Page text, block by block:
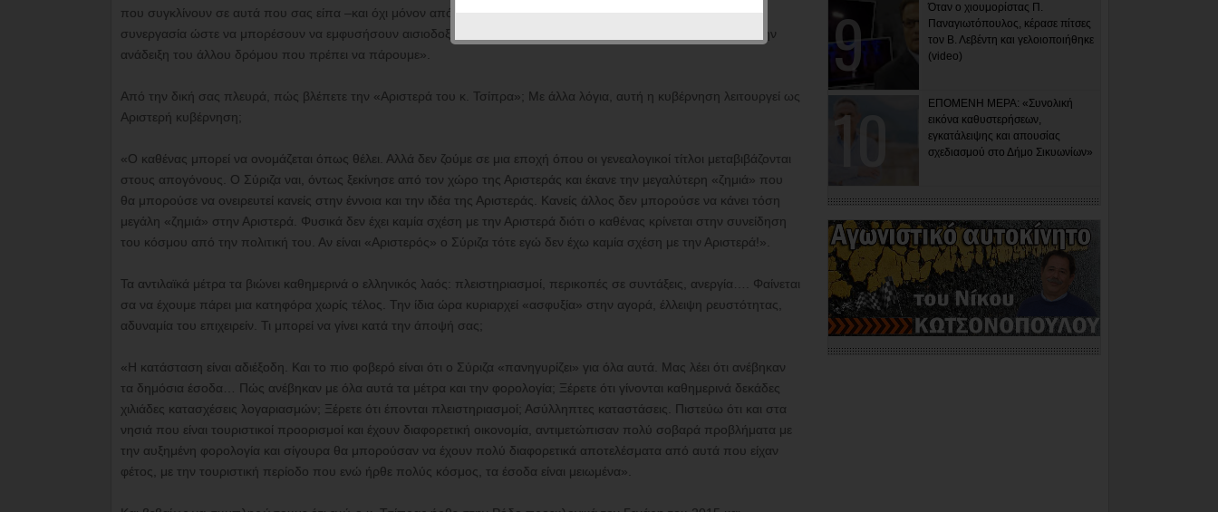
που συγκλίνουν σε αυτά που σας είπα –και όχι μόνον από τον χώρο της Αριστεράς- να έχουν μια παρουσία και
συνεργασία ώστε να μπορέσουν να εμφυσήσουν αισιοδοξία προς τον ελληνικό λαό και να βάλουν τις βάσεις για την
ανάδειξη του άλλου δρόμου που πρέπει να πάρουμε».
Από την δική σας πλευρά, πώς βλέπετε την «Αριστερά του κ. Τσίπρα»; Με άλλα λόγια, αυτή η κυβέρνηση λειτουργεί ως
Αριστερή κυβέρνηση;
«Ο καθένας μπορεί να ονομάζεται όπως θέλει. Αλλά δεν ζούμε σε μια εποχή όπου οι γενεαλογικοί τίτλοι μεταβιβάζονται
στους απογόνους. Ο Σύριζα ναι, όντως ξεκίνησε από τον χώρο της Αριστεράς και έκανε την μεγαλύτερη «ζημιά» που
θα μπορούσε να ονειρευτεί κανείς στην έννοια και την ιδέα της Αριστεράς. Κανείς άλλος δεν μπορούσε να κάνει τόση
μεγάλη «ζημιά» στην Αριστερά. Φυσικά δεν έχει καμία σχέση με την Αριστερά διότι ο καθένας κρίνεται στην συνείδηση
του κόσμου από την πολιτική του. Αν είναι «Αριστερός» ο Σύριζα τότε εγώ δεν έχω καμία σχέση με την Αριστερά!».
Τα αντιλαϊκά μέτρα τα βιώνει καθημερινά ο ελληνικός λαός: πλειστηριασμοί, περικοπές σε συντάξεις, ανεργία…. Φαίνεται
σα να έχουμε πάρει μια κατηφόρα χωρίς τέλος. Την ίδια ώρα κυριαρχεί «ασφυξία» στην αγορά, έλλειψη ρευστότητας,
αδυναμία του επιχειρείν. Τι μπορεί να γίνει κατά την άποψή σας;
«Η κατάσταση είναι αδιέξοδη. Και το πιο φοβερό είναι ότι ο Σύριζα «πανηγυρίζει» για όλα αυτά. Μας λέει ότι ανέβηκαν
τα δημόσια έσοδα… Πώς ανέβηκαν με όλα αυτά τα μέτρα και την φορολογία; Ξέρετε ότι γίνονται καθημερινά δεκάδες
χιλιάδες κατασχέσεις λογαριασμών; Ξέρετε ότι έπονται πλειστηριασμοί; Ασύλληπτες καταστάσεις. Πιστεύω ότι και στα
νησιά που είναι τουριστικοί προορισμοί και έχουν διαφορετική οικονομία, αντιμετώπισαν πολύ σοβαρά προβλήματα με
την αυξημένη φορολογία και σίγουρα θα μπορούσαν να έχουν πολύ διαφορετικά αποτελέσματα από αυτά που είχαν
φέτος, με την τουριστική περίοδο που ενώ ήρθε πολύς κόσμος, τα έσοδα είναι μειωμένα».
Όταν ο χιουμορίστας Π.
Παναγιωτόπουλος, κέρασε πίτσες
τον Β. Λεβέντη και γελοιοποιήθηκε
(video)
ΕΠΟΜΕΝΗ ΜΕΡΑ: «Συνολική
εικόνα καθυστερήσεων,
εγκατάλειψης και απουσίας
σχεδιασμού στο Δήμο Σικυωνίων»